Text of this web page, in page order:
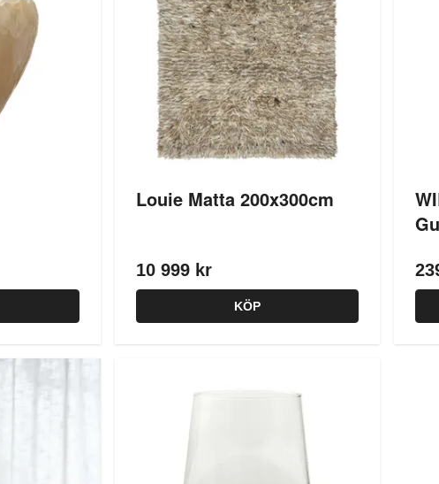
Louie Matta 200x300cm
10 999 kr
KÖP